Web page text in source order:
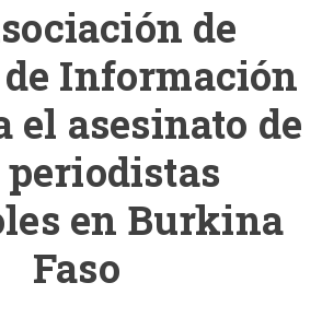
de
Información
el asesinato de
periodistas
en Burkina
Faso